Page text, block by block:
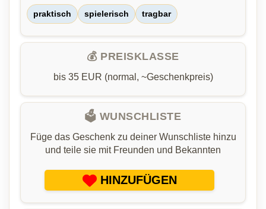
praktisch spielerisch tragbar
💰 PREISKLASSE
bis 35 EUR (normal, ~Geschenkpreis)
🗳️ WUNSCHLISTE
Füge das Geschenk zu deiner Wunschliste hinzu
und teile sie mit Freunden und Bekannten
HINZUFÜGEN